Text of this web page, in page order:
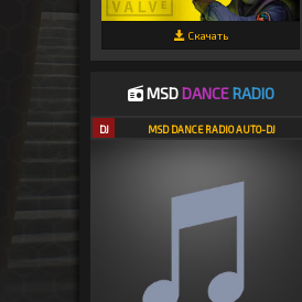
Скачать
MSDDANCE RADIO
DJ MSD DANCE RADIO AUTO-DJ